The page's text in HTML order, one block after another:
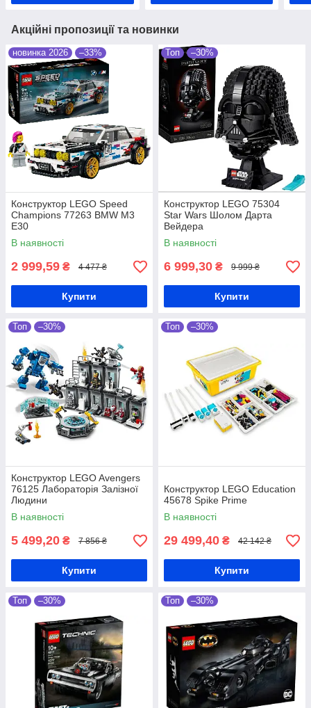
Акційні пропозиції та новинки
новинка 2026 –33%
Конструктор LEGO Speed
Champions 77263 BMW M3
E30
В наявності
2 999,59 ₴ 4 477 ₴
Купити
Топ –30%
Конструктор LEGO 75304
Star Wars Шолом Дарта
Вейдера
В наявності
6 999,30 ₴ 9 999 ₴
Купити
Топ –30%
Конструктор LEGO Avengers
76125 Лабораторія Залізної
Людини
В наявності
5 499,20 ₴ 7 856 ₴
Купити
Топ –30%
Конструктор LEGO Education
45678 Spike Prime
В наявності
29 499,40 ₴ 42 142 ₴
Купити
Топ –30% Топ –30%